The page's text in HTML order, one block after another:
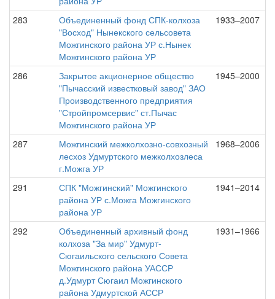
283
Объединенный фонд СПК-колхоза
"Восход" Нынекского сельсовета
Можгинского района УР с.Нынек
Можгинского района УР
1933–2007
286
Закрытое акционерное общество
"Пычасский известковый завод" ЗАО
Производственного предприятия
"Стройпромсервис" ст.Пычас
Можгинского района УР
1945–2000
287
Можгинский межколхозно-совхозный
лесхоз Удмуртского межколхозлеса
г.Можга УР
1968–2006
291
СПК "Можгинский" Можгинского
района УР с.Можга Можгинского
района УР
1941–2014
292
Объединенный архивный фонд
колхоза "За мир" Удмурт-
Сюгаильского сельского Совета
Можгинского района УАССР
д.Удмурт Сюгаил Можгинского
района Удмуртской АССР
1931–1966